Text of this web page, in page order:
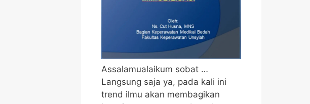
Assalamualaikum sobat …
Langsung saja ya, pada kali ini
trend ilmu akan membagikan